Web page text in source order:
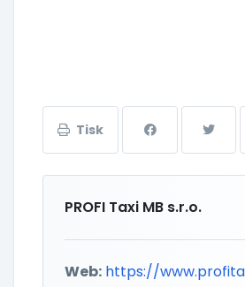
Tisk
PROFI Taxi MB s.r.o.
Web: https://